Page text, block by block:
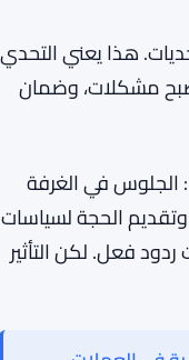
شريحة ضيقة من
معلنة، ولجنة ممارسي
كان رد فعل
الهيكل موجود،
هذا يعني التحدي